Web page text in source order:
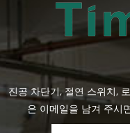
진공 차단기, 절연 스위치,
은 이메일을 남겨 주시